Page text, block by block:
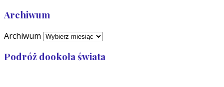
Archiwum
Archiwum
Podróż dookoła świata